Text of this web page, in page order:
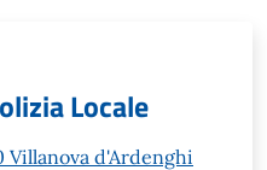
Locale
Villanova d'Ardenghi